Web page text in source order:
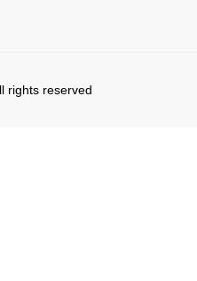
rights reserved